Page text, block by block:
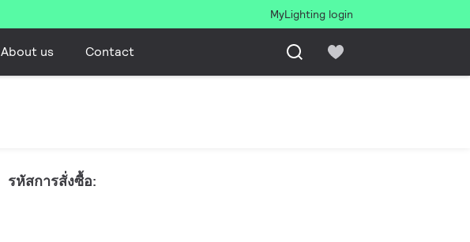
MyLighting login
About us Contact
รหัสการสั่งซื้อ: